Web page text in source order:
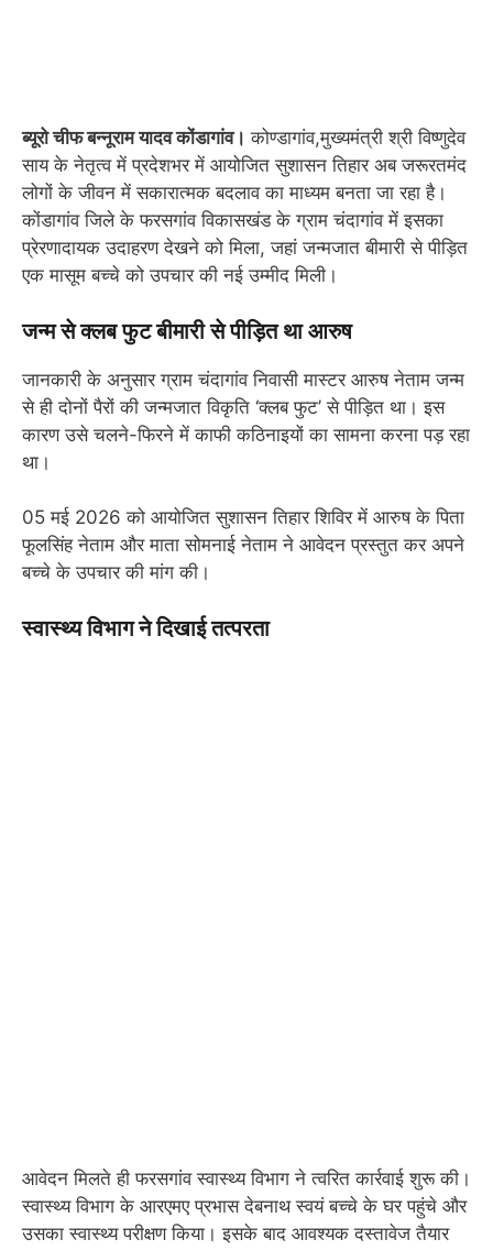
ब्यूरो चीफ बन्नूराम यादव कोंडागांव। कोण्डागांव,मुख्यमंत्री श्री विष्णुदेव
साय के नेतृत्व में प्रदेशभर में आयोजित सुशासन तिहार अब जरूरतमंद
लोगों के जीवन में सकारात्मक बदलाव का माध्यम बनता जा रहा है।
कोंडागांव जिले के फरसगांव विकासखंड के ग्राम चंदागांव में इसका
प्रेरणादायक उदाहरण देखने को मिला, जहां जन्मजात बीमारी से पीड़ित
एक मासूम बच्चे को उपचार की नई उम्मीद मिली।
जन्म से क्लब फुट बीमारी से पीड़ित था आरुष
जानकारी के अनुसार ग्राम चंदागांव निवासी मास्टर आरुष नेताम जन्म
से ही दोनों पैरों की जन्मजात विकृति ‘क्लब फुट’ से पीड़ित था। इस
कारण उसे चलने-फिरने में काफी कठिनाइयों का सामना करना पड़ रहा
था।
05 मई 2026 को आयोजित सुशासन तिहार शिविर में आरुष के पिता
फूलसिंह नेताम और माता सोमनाई नेताम ने आवेदन प्रस्तुत कर अपने
बच्चे के उपचार की मांग की।
स्वास्थ्य विभाग ने दिखाई तत्परता
आवेदन मिलते ही फरसगांव स्वास्थ्य विभाग ने त्वरित कार्रवाई शुरू की।
स्वास्थ्य विभाग के आरएमए प्रभास देबनाथ स्वयं बच्चे के घर पहुंचे और
उसका स्वास्थ्य परीक्षण किया। इसके बाद आवश्यक दस्तावेज तैयार